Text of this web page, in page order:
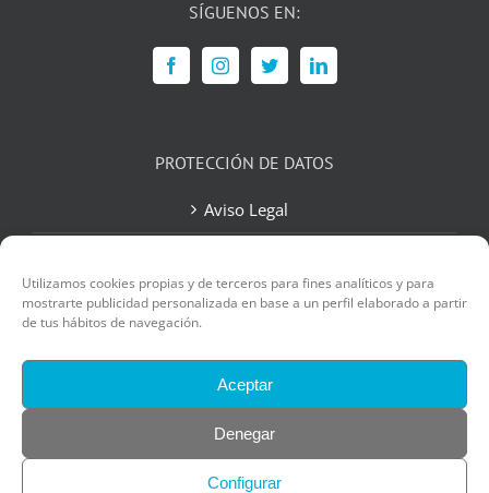
Utilizamos cookies propias y de terceros para fines analíticos y para
mostrarte publicidad personalizada en base a un perfil elaborado a partir
de tus hábitos de navegación.
Aceptar
Denegar
Configurar
SÍGUENOS EN:
PROTECCIÓN DE DATOS
Aviso Legal
Política de Cookies